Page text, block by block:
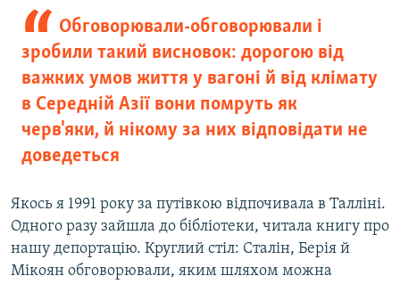
Обговорювали-обговорювали і
зробили такий висновок: дорогою від
важких умов життя у вагоні й від клімату
в Середній Азії вони помруть як
черв'яки, й нікому за них відповідати не
доведеться
Якось я 1991 року за путівкою відпочивала в Талліні.
Одного разу зайшла до бібліотеки, читала книгу про
нашу депортацію. Круглий стіл: Сталін, Берія й
Мікоян обговорювали, яким шляхом можна